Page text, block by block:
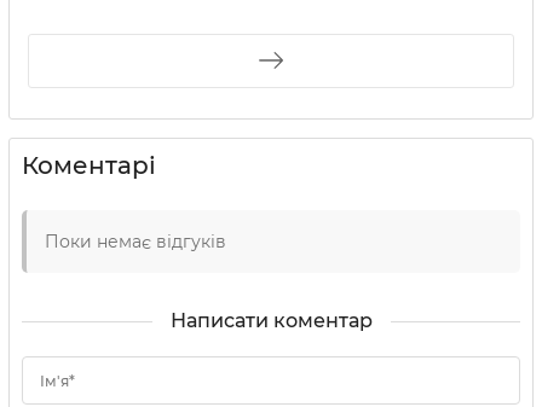
Коментарі
Поки немає відгуків
Написати коментар
Ім'я*